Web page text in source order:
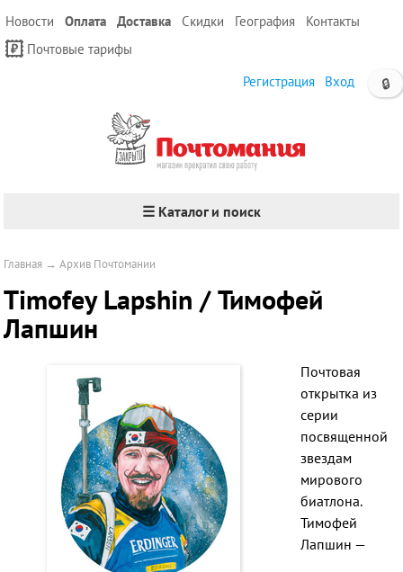
Новости Оплата Доставка Скидки География
Контакты
Почтовые тарифы
🔒
Регистрация Вход
☰ Каталог и поиск
Главная →Архив Почтомании
Timofey Lapshin / Тимофей
Лапшин
Почтовая
открытка из
серии
посвященной
звездам
мирового
биатлона.
Тимофей
Лапшин —